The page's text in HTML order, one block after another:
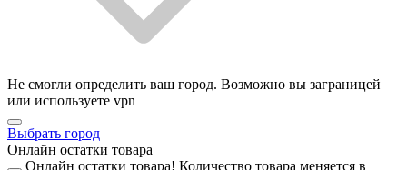
Не смогли определить ваш город. Возможно вы заграницей
или используете vpn
Выбрать город
Онлайн остатки товара
Онлайн остатки товара! Количество товара меняется в